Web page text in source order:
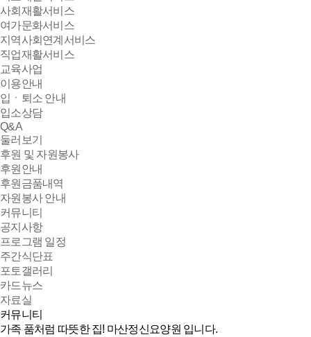
사회재활서비스
여가문화서비스
지역사회연계서비스
직업재활서비스
교육사업
이용안내
입ㆍ퇴소 안내
입소상담
Q&A
둘러보기
후원 및 자원봉사
후원안내
후원금품내역
자원봉사 안내
커뮤니티
공지사항
프로그램 일정
주간식단표
포토갤러리
카드뉴스
자료실
커뮤니티
가족 품처럼 따뜻한 집! 마산정신요양원 입니다.